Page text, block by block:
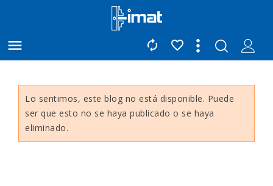
 

Lo sentimos, este blog no está disponible. Puede
ser que esto no se haya publicado o se haya
eliminado.